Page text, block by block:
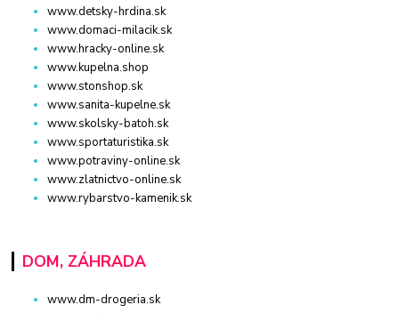
www.detsky-hrdina.sk
www.domaci-milacik.sk
www.hracky-online.sk
www.kupelna.shop
www.stonshop.sk
www.sanita-kupelne.sk
www.skolsky-batoh.sk
www.sportaturistika.sk
www.potraviny-online.sk
www.zlatnictvo-online.sk
www.rybarstvo-kamenik.sk
DOM, ZÁHRADA
www.dm-drogeria.sk